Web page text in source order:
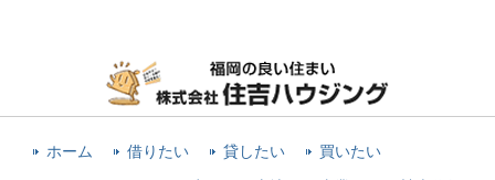
ホーム 借りたい 貸したい 買いたい